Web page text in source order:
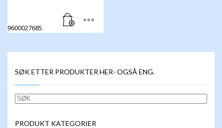
9600027685
SØK ETTER PRODUKTER HER- OGSÅ ENG.
SØK
PRODUKT KATEGORIER